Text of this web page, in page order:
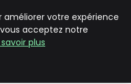
améliorer votre expérience
acceptez notre
savoir plus